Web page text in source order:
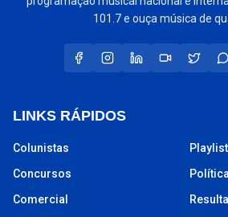
101.7 e ouça música de
LINKS RÁPIDOS
Colunistas
Concursos
Comercial